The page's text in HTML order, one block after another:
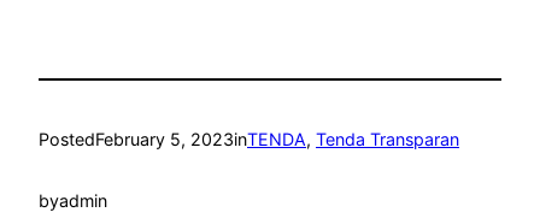
PostedFebruary 5, 2023inTENDA, Tenda Transparan
byadmin